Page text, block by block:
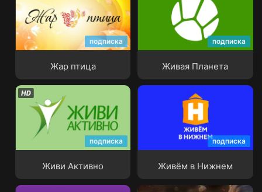
подписка
Жар птица
Жар птица
подписка
Живая Планета
Живая Планета
подписка
Живи Активно
подписка
Живём в Нижнем
Живём в Нижнем